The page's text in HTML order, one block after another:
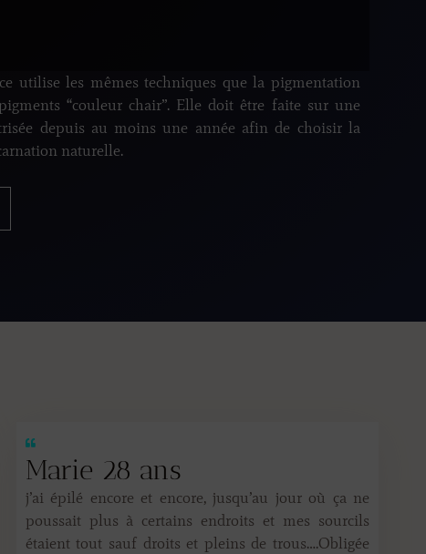
utilise les mêmes techniques que la pigmentation
“couleur chair”. Elle doit être faite sur une
depuis au moins une année afin de choisir la
naturelle.
Marie 28 ans
j’ai épilé encore et encore, jusqu’au jour où ça ne
poussait plus à certains endroits et mes sourcils
étaient tout sauf droits et pleins de trous….Obligée